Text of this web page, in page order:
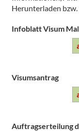
Herunterladen
Infoblatt Visum
Visumsantrag
Auftragserteilung